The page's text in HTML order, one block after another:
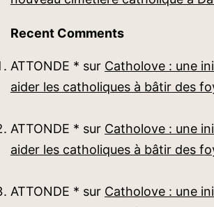
Recent Comments
ATTONDE * sur Catholove : une
aider les catholiques à bâtir des
ATTONDE * sur Catholove : une
aider les catholiques à bâtir des
ATTONDE * sur Catholove : une